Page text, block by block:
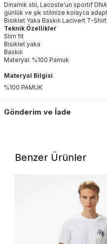
Dinamik stil, Lacoste'un sportif
günlük ve şık stilinize kolayca
Bisiklet Yaka Baskılı Lacivert T-
Teknik Özellikler
Slim fit
Bisiklet yaka
Baskılı
Materyal: %100 Pamuk
Materyal Bilgisi
%100 PAMUK
Gönderim ve İade
Benzer Ürünler